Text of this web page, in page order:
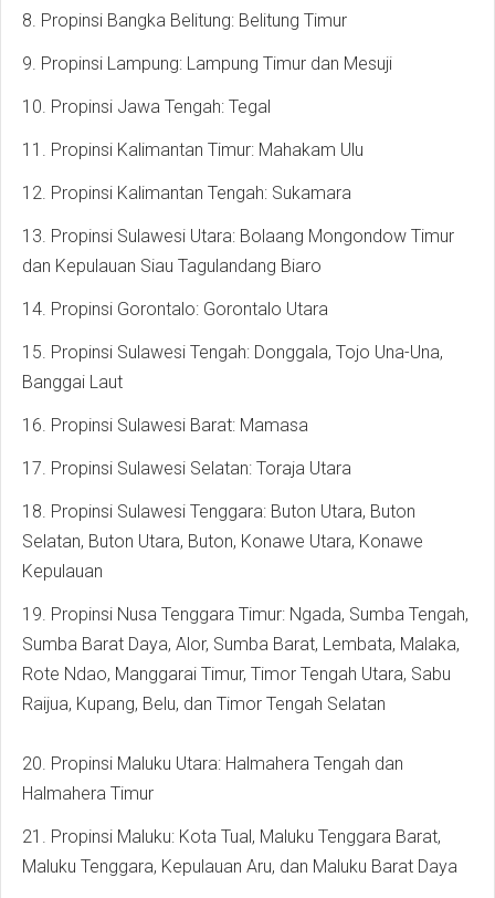
8. Propinsi Bangka Belitung: Belitung Timur
9. Propinsi Lampung: Lampung Timur dan Mesuji
10. Propinsi Jawa Tengah: Tegal
11. Propinsi Kalimantan Timur: Mahakam Ulu
12. Propinsi Kalimantan Tengah: Sukamara
13. Propinsi Sulawesi Utara: Bolaang Mongondow Timur
dan Kepulauan Siau Tagulandang Biaro
14. Propinsi Gorontalo: Gorontalo Utara
15. Propinsi Sulawesi Tengah: Donggala, Tojo Una-Una,
Banggai Laut
16. Propinsi Sulawesi Barat: Mamasa
17. Propinsi Sulawesi Selatan: Toraja Utara
18. Propinsi Sulawesi Tenggara: Buton Utara, Buton
Selatan, Buton Utara, Buton, Konawe Utara, Konawe
Kepulauan
19. Propinsi Nusa Tenggara Timur: Ngada, Sumba Tengah,
Sumba Barat Daya, Alor, Sumba Barat, Lembata, Malaka,
Rote Ndao, Manggarai Timur, Timor Tengah Utara, Sabu
Raijua, Kupang, Belu, dan Timor Tengah Selatan
20. Propinsi Maluku Utara: Halmahera Tengah dan
Halmahera Timur
21. Propinsi Maluku: Kota Tual, Maluku Tenggara Barat,
Maluku Tenggara, Kepulauan Aru, dan Maluku Barat Daya